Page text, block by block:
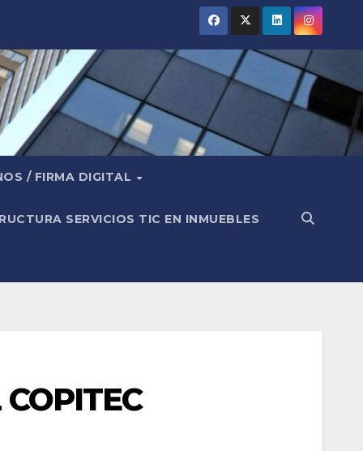
/ FIRMA DIGITAL
SERVICIOS TIC EN INMUEBLES